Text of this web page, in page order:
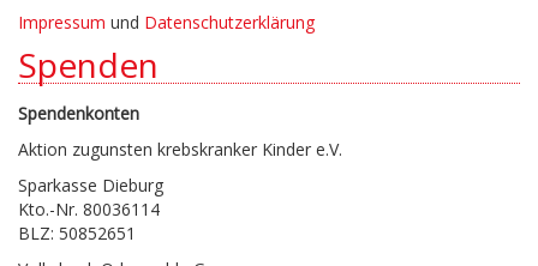
Impressum und Datenschutzerklärung
Spenden
Spendenkonten
Aktion zugunsten krebskranker Kinder e.V.
Sparkasse Dieburg
Kto.-Nr. 80036114
BLZ: 50852651